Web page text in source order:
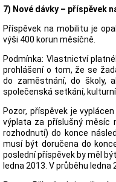
7) Nové dávky – příspěvek
Příspěvek na mobilitu je
výši 400 korun měsíčně.
Podmínka: Vlastnictví
prohlášení o tom, že se
do zaměstnání, do školy,
společenská setkání,
Pozor, příspěvek je
výplata za příslušný měsíc
rozhodnutí) do konce
musí být doručena do
poslední příspěvek by měl
ledna 2013. V průběhu